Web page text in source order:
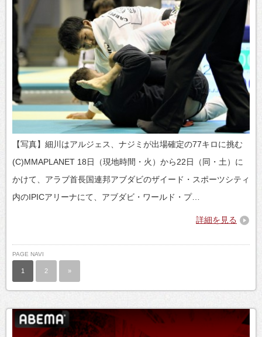
【写真】細川はアルジェス、ナジミが出場確定の77キロに挑む
(C)MMAPLANET 18日（現地時間・火）から22日（同・土）に
かけて、アラブ首長国連邦アブダビのザイード・スポーツシティ
内のIPICアリーナにて、アブダビ・ワールド・プ…
詳細を見る
PAGE NAVI
1 2 »